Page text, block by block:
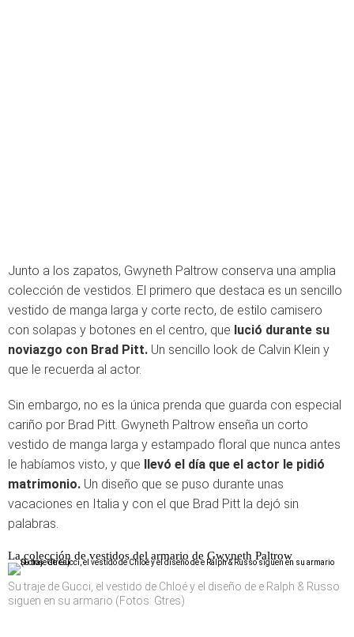
Junto a los zapatos, Gwyneth Paltrow conserva una amplia
colección de vestidos. El primero que destaca es un sencillo
vestido de manga larga y corte recto, de estilo camisero
con solapas y botones en el centro, que lució durante su
noviazgo con Brad Pitt. Un sencillo look de Calvin Klein y
que le recuerda al actor.
Sin embargo, no es la única prenda que guarda con especial
cariño por Brad Pitt. Gwyneth Paltrow enseña un corto
vestido de manga larga y estampado floral que nunca antes
le habíamos visto, y que llevó el día que el actor le pidió
matrimonio. Un diseño que se puso durante unas
vacaciones en Italia y con el que Brad Pitt la dejó sin
palabras.
La colección de vestidos del armario de Gwyneth Paltrow
Su traje de Gucci, el vestido de Chloé y el diseño de e Ralph & Russo
siguen en su armario (Fotos: Gtres)